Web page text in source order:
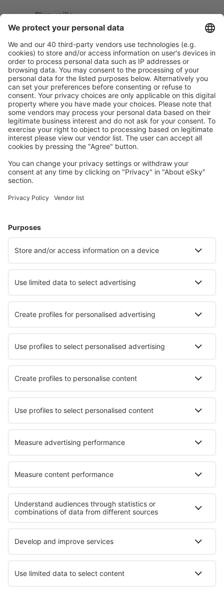
Plan veilig
Zorgeloos boeken met gratiss annuleringsopties.
Bespaar meer
Reisaanbiedingen en speciale aanbiedingen voor
geregistreerde gebruikers.
Accommodaties die u bevallen
Kies uit meer dan 1,3 miljoen accommodaties: hotels,
jeugdherbergen, appartementen en meer.
Meest gezochte accommodatie door eSky-
gebruikers
Accommodatie in Polen - Populaire steden
Verblijf in Kolobrzeg Verblijf in Warschau
Verblijf in Jastarnia Verblijf in Tychy
Beste accommodatie - steden
Verblijf in Ulfborg Verblijf Srebrenica
Verblijf in Peschiera del Garda Verblijf in Casillas
Verblijf in Aitern
Verblijf in Nationaal Park Kampinos
Verblijf in Nationaal park Magura Verblijf in Lower Silesia
Verblijf in Sofia (city) Verblijf in State of Puebla
Verblijf in Weissensee Verblijf in Oostelijke Rodopegebergte
Verblijf in Holguín